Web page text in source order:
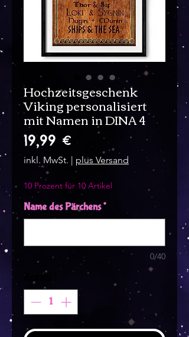
Hochzeitsgeschenk
Viking personalisiert
mit Namen in DINA 4
19,99 €Preis
inkl. MwSt. | plus Versand
10 Prozent für 10 Artikel
Name des Pärchens*
0/40
Anzahl